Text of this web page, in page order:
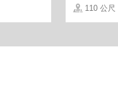
110 公尺